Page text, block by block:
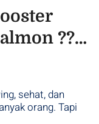
??
orang. Tapi